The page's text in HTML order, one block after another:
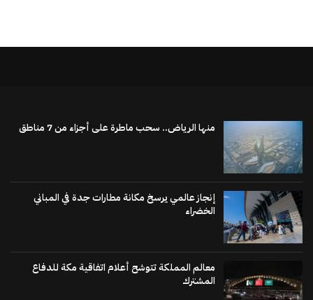
منها الرياض.. سحب ماطرة على أجزاء من 7 مناطق
إنجاز عالمي يرسخ مكانة مطارات جدة في المباني
الخضراء
معالم المملكة تتوشح أعلام اتفاقية مكة للدفاع
المشترك